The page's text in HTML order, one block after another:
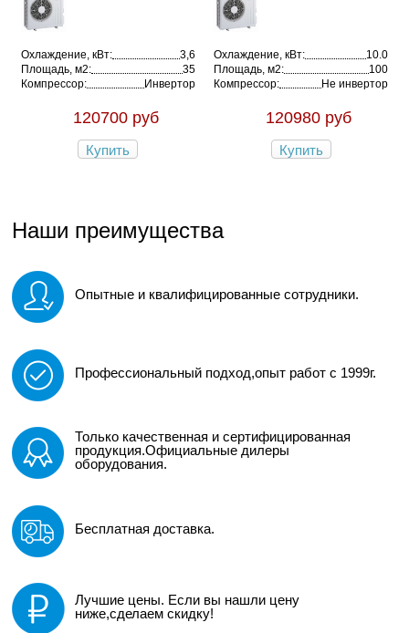
Охлаждение, кВт:
3,6
Площадь, м2:
35
Компрессор:
Инвертор
120700 руб
Купить
Охлаждение, кВт:
10.0
Площадь, м2:
100
Компрессор:
Не инвертор
120980 руб
Купить
Наши преимущества
Опытные и квалифицированные сотрудники.
Профессиональный подход,опыт работ с 1999г.
Только качественная и сертифицированная
продукция.Официальные дилеры
оборудования.
Бесплатная доставка.
Лучшие цены. Если вы нашли цену
ниже,сделаем скидку!